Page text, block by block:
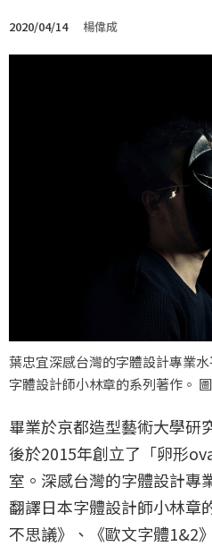
2020/04/14 楊偉成
葉忠宜深感台灣的字體設計專業
字體設計師小林章的系列著作。
畢業於京都造型藝術大學研
後於2015年創立了「卵形
室。深感台灣的字體設計專
翻譯日本字體設計師小林章
不思議》、《歐文字體1&2